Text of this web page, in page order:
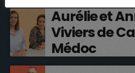
Aurélie et
Viviers de
Médoc